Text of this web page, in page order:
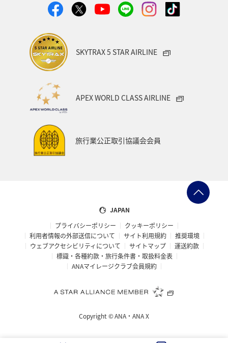
A-style秋特集 スズキ マアジ ヤマメ
SKYTRAX 5 STAR AIRLINE
APEX WORLD CLASS AIRLINE
旅行業公正取引協議会会員
JAPAN
プライバシーポリシー
クッキーポリシー
利用者情報の外部送信について
サイト利用規約
推奨環境
ウェブアクセシビリティについて
サイトマップ
運送約款
標識・各種約款・旅行条件書・取扱料金表
ANAマイレージクラブ会員規約
Copyright ©ANA・ANA X